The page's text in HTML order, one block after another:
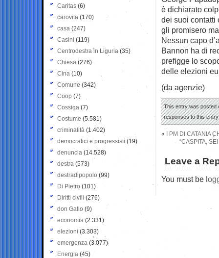
è dichiarato
dei suoi contatti
gli promisero
Nessun capo
Bannon ha di
prefigge lo
delle elezioni
(da agenzie)
This entry was posted
responses to this
«
I PM DI CATANIA
“CASPITA,
Leave a
You must be
Caritas (6)
carovita (170)
casa (247)
Casini (119)
Centrodestra in Liguria (35)
Chiesa (276)
Cina (10)
Comune (342)
Coop (7)
Cossiga (7)
Costume (5.581)
criminalità (1.402)
democratici e progressisti (19)
denuncia (14.528)
destra (573)
destradipopolo (99)
Di Pietro (101)
Diritti civili (276)
don Gallo (9)
economia (2.331)
elezioni (3.303)
emergenza (3.077)
Energia (45)